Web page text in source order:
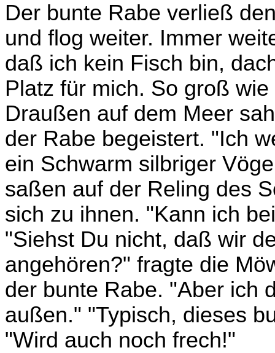
Der bunte Rabe verließ
und flog weiter. Immer
daß ich kein Fisch bin,
Platz für mich. So groß
Draußen auf dem Meer
der Rabe begeistert. "Ich
ein Schwarm silbriger
saßen auf der Reling des
sich zu ihnen. "Kann ich
"Siehst Du nicht, daß wir
angehören?" fragte die
der bunte Rabe. "Aber ich
außen." "Typisch, dieses
"Wird auch noch frech!"